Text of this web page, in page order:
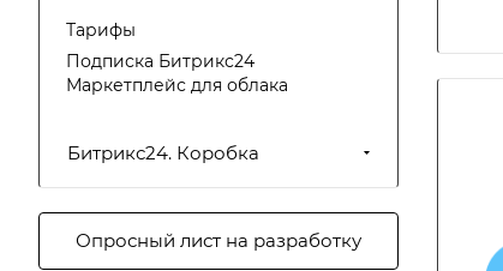
Тарифы
Подписка Битрикс24
Маркетплейс для облака
Битрикс24. Коробка
Опросный лист на разработку